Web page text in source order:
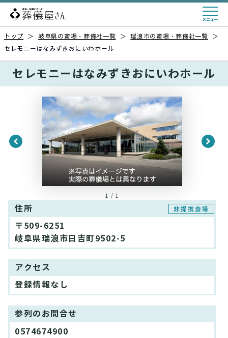
トップ ＞ 岐阜県の斎場・葬儀社一覧 ＞ 瑞浪市の斎場・葬儀社一覧
＞
セレモニーはなみずきおにいわホール
セレモニーはなみずきおにいわホール
1 / 1
住所 非提携斎場
〒509-6251
岐阜県瑞浪市日吉町9502-5
アクセス
登録情報なし
参列のお問合せ
0574674900